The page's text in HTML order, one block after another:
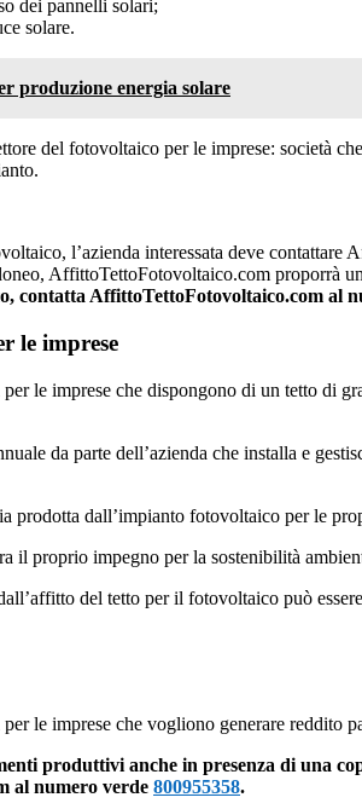
dei pannelli solari;
solare.
produzione energia solare
del fotovoltaico per le imprese: società
l’azienda interessata deve contattare
AffittoTettoFotovoltaico.com proporrà
contatta AffittoTettoFotovoltaico.com al
le imprese
le imprese che dispongono di un tetto di
da parte dell’azienda che installa e
prodotta dall’impianto fotovoltaico per le
il proprio impegno per la sostenibilità
del tetto per il fotovoltaico può
le imprese che vogliono generare reddito
produttivi anche in presenza di una
al numero verde 800955358.